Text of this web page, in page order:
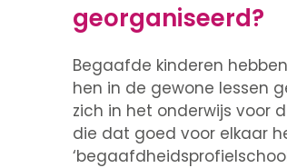
georganiseerd?
Begaafde kinderen
hen in de gewone lessen
zich in het onderwijs voor
die dat goed voor elkaar